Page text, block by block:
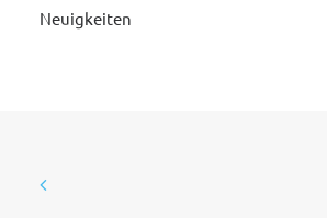
Neuigkeiten